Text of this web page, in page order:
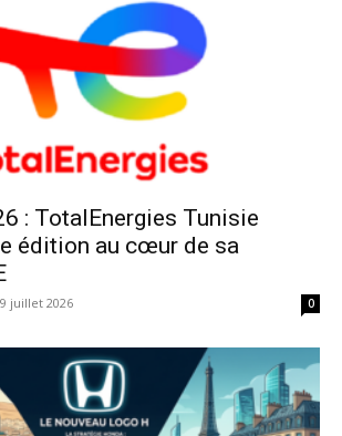
: TotalEnergies Tunisie
édition au cœur de sa
juillet 2026 0